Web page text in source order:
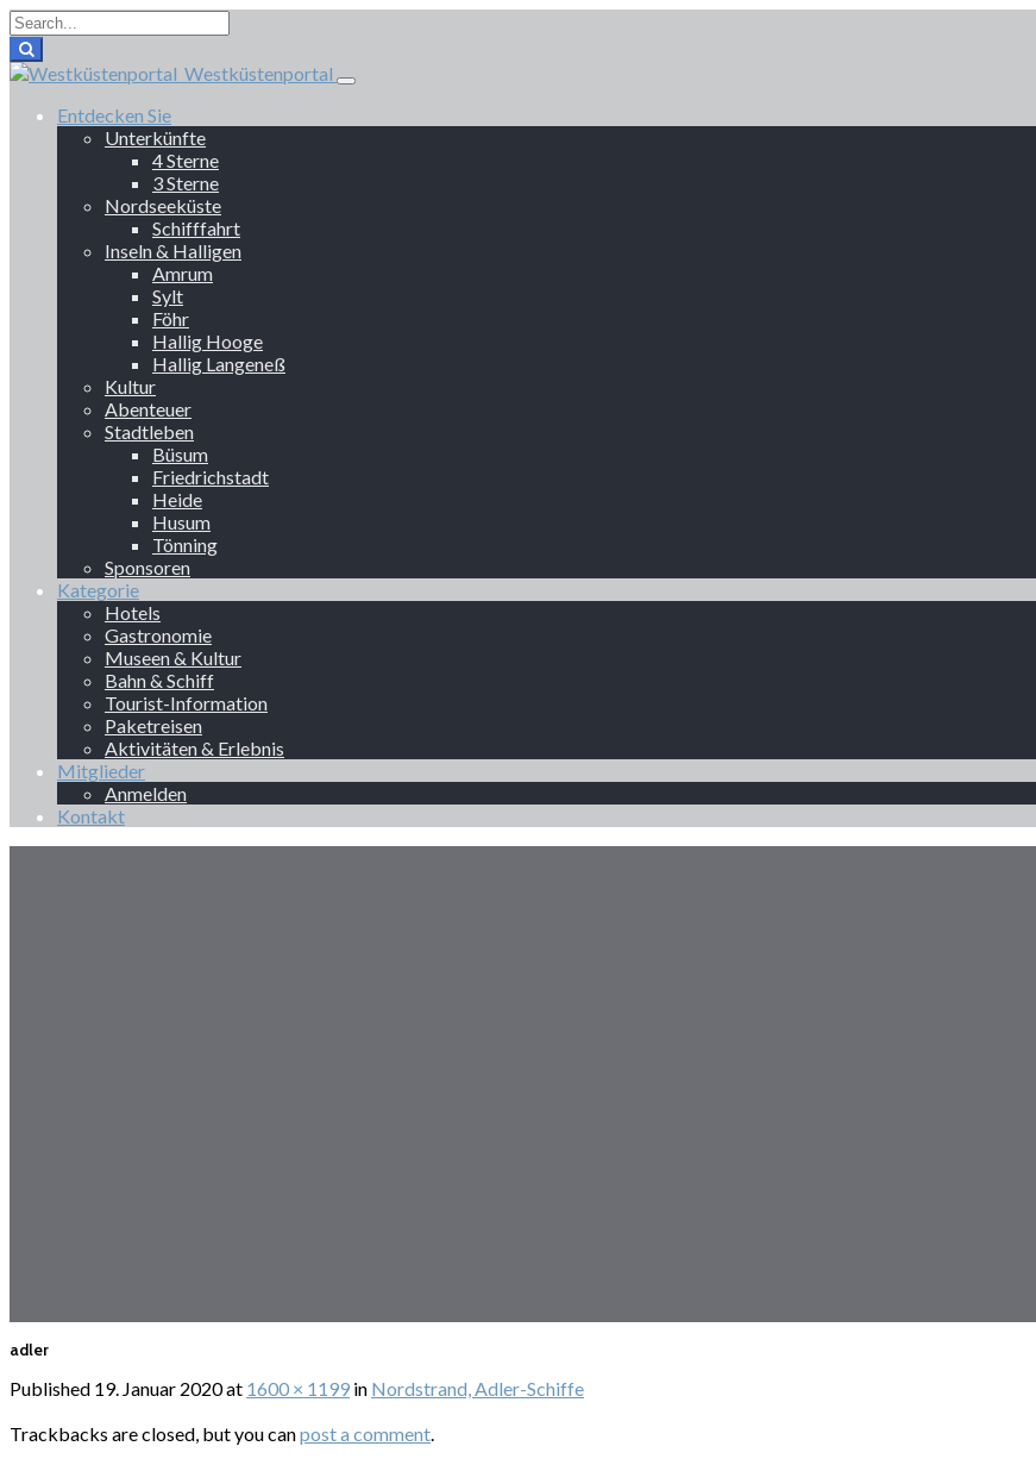
Westküstenportal
Entdecken Sie
Unterkünfte
4 Sterne
3 Sterne
Nordseeküste
Schifffahrt
Inseln & Halligen
Amrum
Sylt
Föhr
Hallig Hooge
Hallig Langeneß
Kultur
Abenteuer
Stadtleben
Büsum
Friedrichstadt
Heide
Husum
Tönning
Sponsoren
Kategorie
Hotels
Gastronomie
Museen & Kultur
Bahn & Schiff
Tourist-Information
Paketreisen
Aktivitäten & Erlebnis
Mitglieder
Anmelden
Kontakt
adler
Published 19. Januar 2020at 1600 × 1199 in Nordstrand, Adler-Schiffe
Trackbacks are closed, but you canpost a comment.